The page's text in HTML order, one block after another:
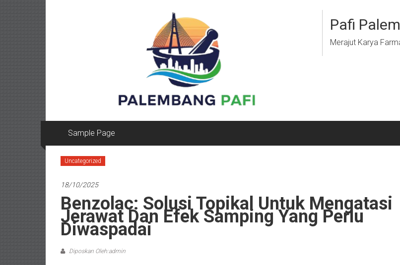
Pafi
Merajut Karya
Sample Page
Uncategorized
18/10/2025
Benzolac: Solusi Topikal Untuk Mengatasi
Jerawat Dan Efek Samping Yang Perlu
Diwaspadai
Diposkan Oleh:admin